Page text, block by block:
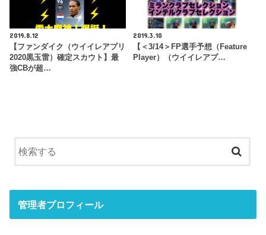
2019.8.12
【ファンダイク（ウイイレアプリ
2020黒玉雷）確定スカウト】最
強CBが超…
2019.3.10
【＜3/14＞FP選手予想（Feature
Player）（ウイイレアプ…
管理者プロフィール